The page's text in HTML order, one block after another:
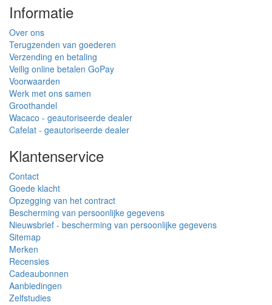
Informatie
Over ons
Terugzenden van goederen
Verzending en betaling
Veilig online betalen GoPay
Voorwaarden
Werk met ons samen
Groothandel
Wacaco - geautoriseerde dealer
Cafelat - geautoriseerde dealer
Klantenservice
Contact
Goede klacht
Opzegging van het contract
Bescherming van persoonlijke gegevens
Nieuwsbrief - bescherming van persoonlijke gegevens
Sitemap
Merken
Recensies
Cadeaubonnen
Aanbiedingen
Zelfstudies